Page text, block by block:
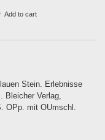
Add to cart
Stein. Erlebnisse
Bleicher Verlag,
OPp. mit OUmschl.